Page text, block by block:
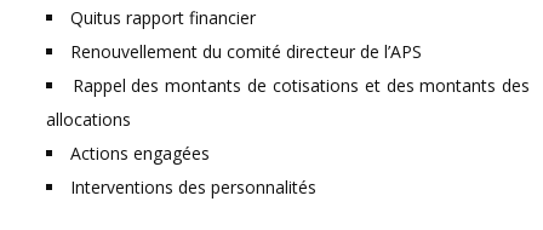
Quitus rapport financier
Renouvellement du comité directeur de l’APS
Rappel des montants de cotisations et des montants des
allocations
Actions engagées
Interventions des personnalités